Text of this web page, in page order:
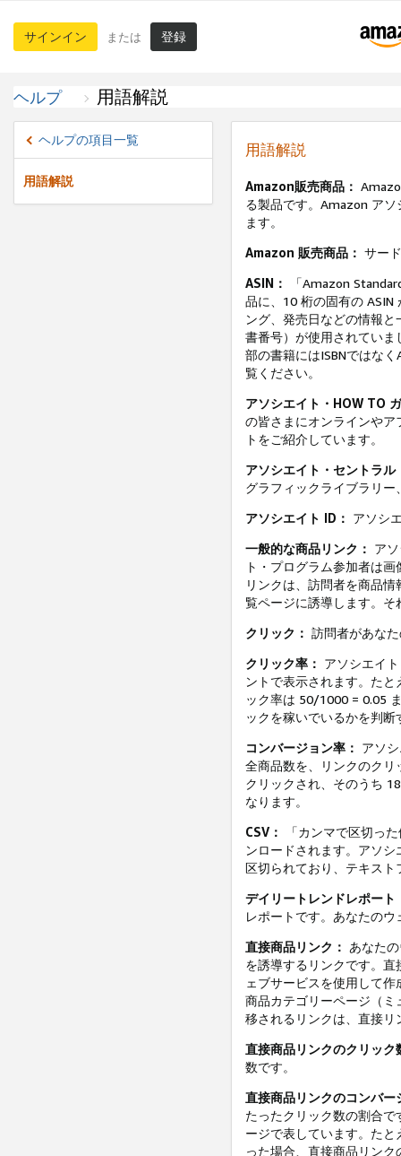
サインイン または 登録
ヘルプ 用語解説
ヘルプの項目一覧
用語解説
用語解説
Amazon販売商品：
る製品です。Amazon ア
ます。
Amazon 販売商品： サー
ASIN：
「Amazon
品に、10 桁の固有の ASIN
ング、発売日などの情報
書番号）が使用されてい
部の書籍にはISBNではな
覧ください。
アソシエイト・HOW TO
の皆さまにオンラインや
トをご紹介しています。
アソシエイト・セントラル
グラフィックライブラリ
アソシエイト ID： アソシ
一般的な商品リンク： ア
ト・プログラム参加者は
リンクは、訪問者を商品
覧ページに誘導します。
クリック： 訪問者があな
クリック率： アソシエイ
ントで表示されます。た
ック率は 50/1000 = 0.05
ックを稼いでいるかを判
コンバージョン率： アソ
全商品数を、リンクのク
クリックされ、そのうち
なります。
CSV：
「カンマで区切っ
ンロードされます。アソ
区切られており、テキスト
デイリートレンドレポート
レポートです。あなたの
直接商品リンク： あなた
を誘導するリンクです。
ェブサービスを使用して
商品カテゴリーページ（
移されるリンクは、直接
直接商品リンクのクリック
数です。
直接商品リンクのコンバー
たったクリック数の割合
ージで表しています。た
った場合、直接商品リン